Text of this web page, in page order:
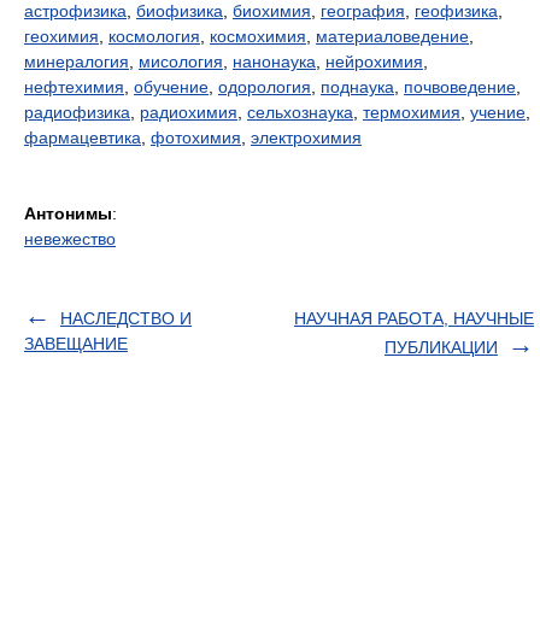
астрофизика биофизика биохимия география геофизика
геохимия
космология космохимия материаловедение
минералогия
мисология нанонаука нейрохимия
нефтехимия обучение одорология поднаука почвоведение
радиофизика
радиохимия сельхознаука термохимия учение
фармацевтика фотохимия электрохимия
Антонимы:
невежество
НАСЛЕДСТВО И
ЗАВЕЩАНИЕ
НАУЧНАЯ РАБОТА, НАУЧНЫЕ
ПУБЛИКАЦИИ